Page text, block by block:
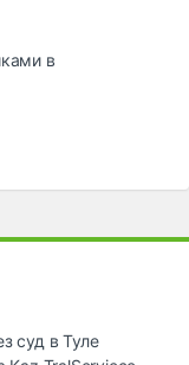
в
суд в Туле